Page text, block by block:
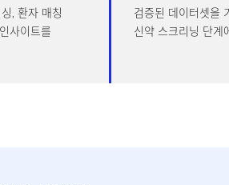
, 환자 매칭
사이트를
검증된 데이터셋을
신약 스크리닝 단계